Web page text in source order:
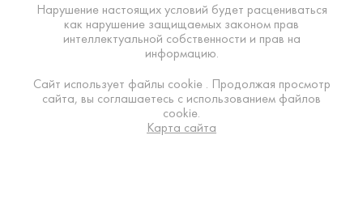
Нарушение настоящих условий будет расцениваться
как нарушение защищаемых законом прав
интеллектуальной собственности и прав на
информацию.
Сайт использует файлы cookie . Продолжая просмотр
сайта, вы соглашаетесь с использованием файлов
cookie.
Карта сайта